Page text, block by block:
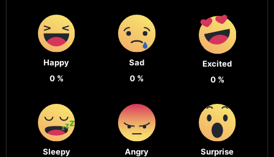
Happy
0%
Sad
0 %
Excited
0%
Sleepy
Angry
Surprise